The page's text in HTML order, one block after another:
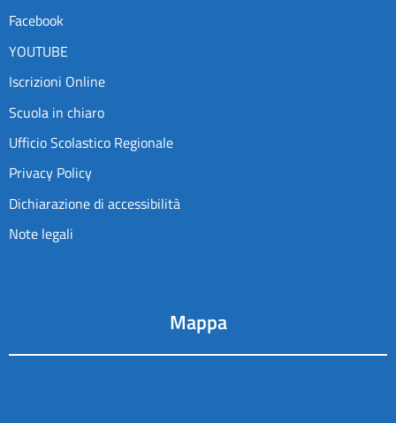
Facebook
YOUTUBE
Iscrizioni Online
Scuola in chiaro
Ufficio Scolastico Regionale
Privacy Policy
Dichiarazione di accessibilità
Note legali
Mappa